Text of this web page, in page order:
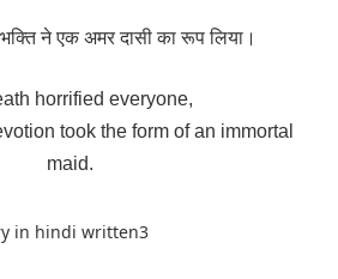
ने एक अमर दासी का रूप लिया।
horrified everyone,
took the form of an immortal
maid.